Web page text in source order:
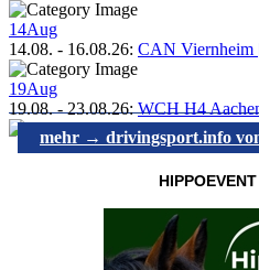
14Aug
14.08. - 16.08.26: CAN Viernheim
19Aug
19.08.-23.08.26:WCH H4
mehr → drivingsport.info